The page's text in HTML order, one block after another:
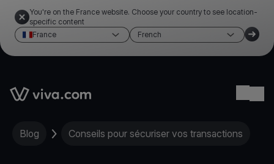
You're on the France website. Choose your country to see location-
specific content
France
French
Link to the homepage
Blog Conseils pour sécuriser vos transactions